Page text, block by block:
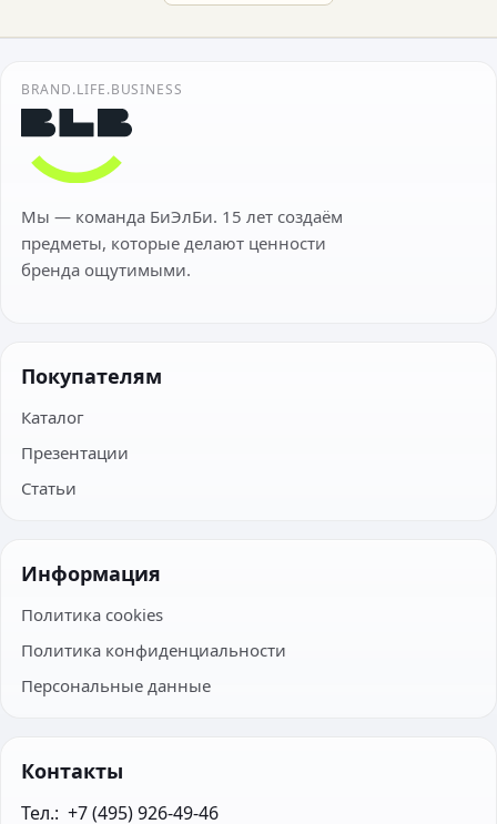
BRAND.LIFE.BUSINESS
Мы — команда БиЭлБи. 15 лет создаём
предметы, которые делают ценности
бренда ощутимыми.
Покупателям
Каталог
Презентации
Статьи
Информация
Политика cookies
Политика конфиденциальности
Персональные данные
Контакты
Тел.:  +7 (495) 926-49-46